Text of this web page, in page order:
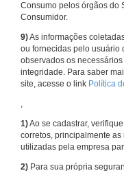
Consumo pelos órgãos do
Consumidor.
9)As informações
ou fornecidas pelo usuário
observados os
integridade. Para saber
site, acesse o link Política
,
1)Ao se cadastrar,
corretos, principalmente
utilizadas pela empresa
2) Para sua própria